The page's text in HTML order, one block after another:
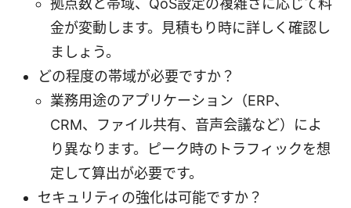
金が変動します。見積もり時に詳しく確認し
ましょう。
どの程度の帯域が必要ですか？
業務用途のアプリケーション（ERP、
CRM、ファイル共有、音声会議など）によ
り異なります。ピーク時のトラフィックを想
定して算出が必要です。
セキュリティの強化は可能ですか？